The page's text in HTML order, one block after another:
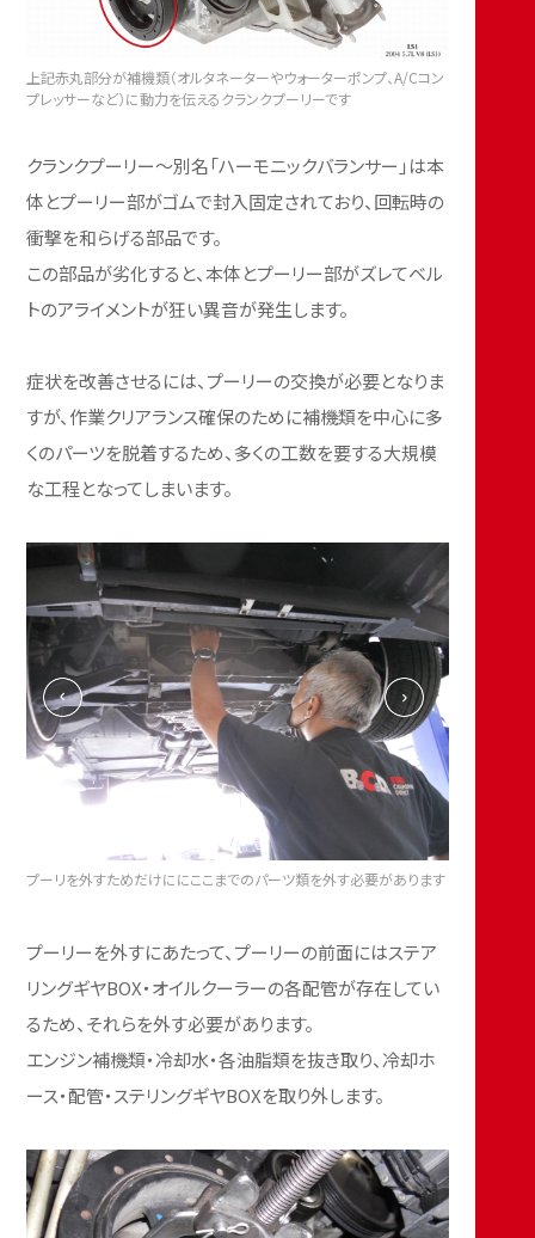
上記赤丸部分が補機類（オルタネーターやウォーターポンプ、A/Cコン
プレッサーなど）に動力を伝えるクランクプーリーです
クランクプーリー〜別名「ハーモニックバランサー」は本
体とプーリー部がゴムで封入固定されており、回転時の
衝撃を和らげる部品です。
この部品が劣化すると、本体とプーリー部がズレてベル
トのアライメントが狂い異音が発生します。
症状を改善させるには、プーリーの交換が必要となりま
すが、作業クリアランス確保のために補機類を中心に多
くのパーツを脱着するため、多くの工数を要する大規模
な工程となってしまいます。
プーリを外すためだけににここまでのパーツ類を外す必要があります
プーリーを外すにあたって、プーリーの前面にはステア
リングギヤBOX・オイルクーラーの各配管が存在してい
るため、それらを外す必要があります。
エンジン補機類・冷却水・各油脂類を抜き取り、冷却ホ
ース・配管・ステリングギヤBOXを取り外します。